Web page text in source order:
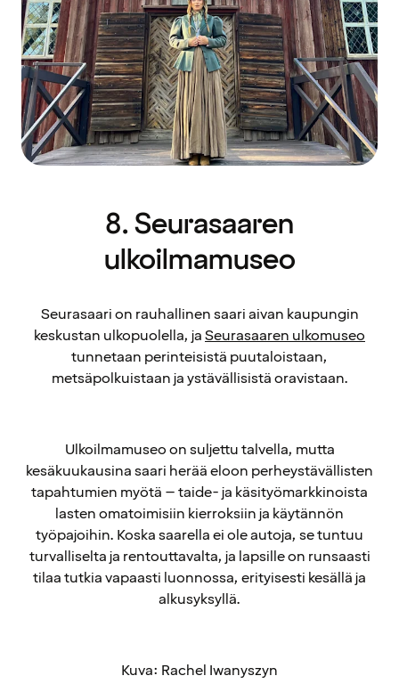
8. Seurasaaren
ulkoilmamuseo
Seurasaari on rauhallinen saari aivan kaupungin
keskustan ulkopuolella, jaSeurasaaren ulkomuseo
tunnetaan perinteisistä puutaloistaan,
metsäpolkuistaan ​​ja ystävällisistä oravistaan.
Ulkoilmamuseo on suljettu talvella, mutta
kesäkuukausina saari herää eloon perheystävällisten
tapahtumien myötä – taide- ja käsityömarkkinoista
lasten omatoimisiin kierroksiin ja käytännön
työpajoihin. Koska saarella ei ole autoja, se tuntuu
turvalliselta ja rentouttavalta, ja lapsille on runsaasti
tilaa tutkia vapaasti luonnossa, erityisesti kesällä ja
alkusyksyllä.
Kuva: Rachel Iwanyszyn